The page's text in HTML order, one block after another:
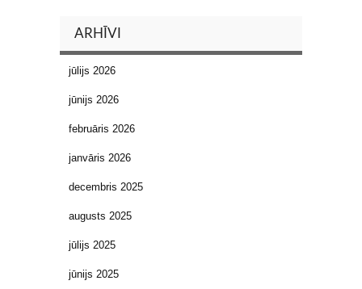
ARHĪVI
jūlijs 2026
jūnijs 2026
februāris 2026
janvāris 2026
decembris 2025
augusts 2025
jūlijs 2025
jūnijs 2025